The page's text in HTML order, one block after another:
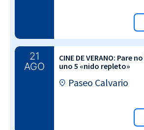
21
AGO
CINE DE VERANO: Pare
uno 5 «nido repleto»
Paseo Calvario